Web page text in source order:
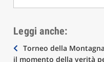
Leggi anche:
Navigazione
Torneo della
il momento della verità